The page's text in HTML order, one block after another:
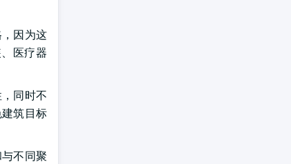
因为这
医疗器
同时不
筑目标
不同聚